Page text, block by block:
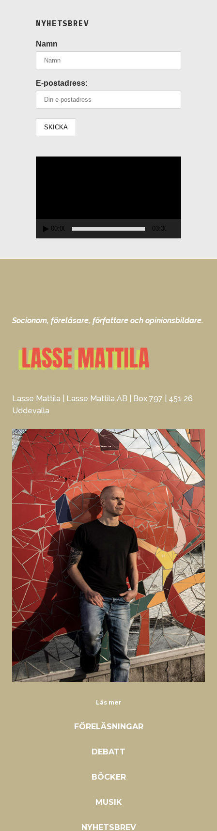
NYHETSBREV
Namn
E-postadress:
00:00 03:30
Socionom, föreläsare, författare och opinionsbildare.
Lasse Mattila | Lasse Mattila AB | Box 797 | 451 26
Uddevalla
Läs mer
FÖRELÄSNINGAR
DEBATT
BÖCKER
MUSIK
NYHETSBREV